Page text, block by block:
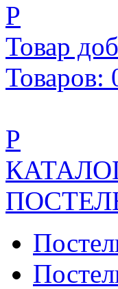
Р
Товар
Товаров:
Р